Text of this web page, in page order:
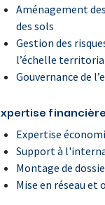
Aménagement
des sols
Gestion des
l’échelle
Gouvernance de
Expertise
Support à
Montage de
Mise en réseau